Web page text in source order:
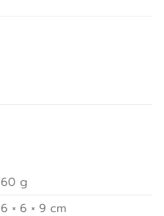
60 g
6 × 6 × 9 cm